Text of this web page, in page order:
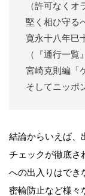
（許可なくオ
堅く相ひ守る
寛永十八年巳
（『通行一覧
宮崎克則編「
そしてニッポ
結論からいえば、
チェックが徹底さ
への出入りはでき
密輸防止など様々